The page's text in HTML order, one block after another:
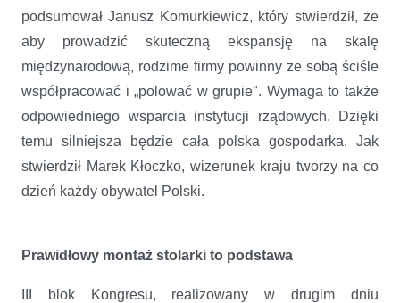
podsumował Janusz Komurkiewicz, który stwierdził, że
aby prowadzić skuteczną ekspansję na skalę
międzynarodową, rodzime firmy powinny ze sobą ściśle
współpracować i „polować w grupie". Wymaga to także
odpowiedniego wsparcia instytucji rządowych. Dzięki
temu silniejsza będzie cała polska gospodarka. Jak
stwierdził Marek Kłoczko, wizerunek kraju tworzy na co
dzień każdy obywatel Polski.
Prawidłowy montaż stolarki to podstawa
III blok Kongresu, realizowany w drugim dniu